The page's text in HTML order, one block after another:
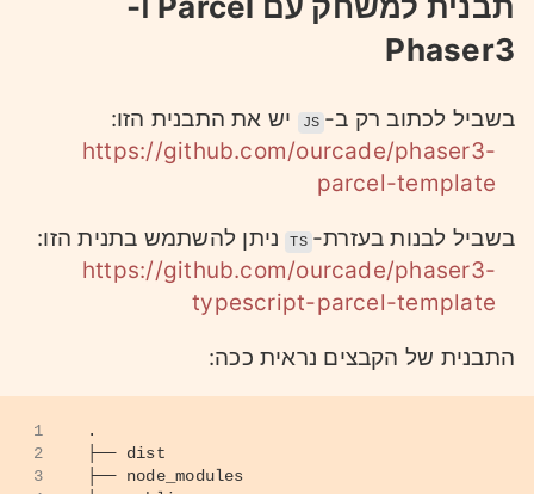
Phaser3
בשביל לכתוב רק ב- JS
יש את התבנית הזו:
https://github.com/ourcade/phaser3-
parcel-template
בשביל לבנות בעזרת- TS ניתן להשתמש בתנית הזו:
https://github.com/ourcade/phaser3-
typescript-parcel-template
התבנית של הקבצים נראית ככה:
1
2
3
.
├── dist
├── node_modules